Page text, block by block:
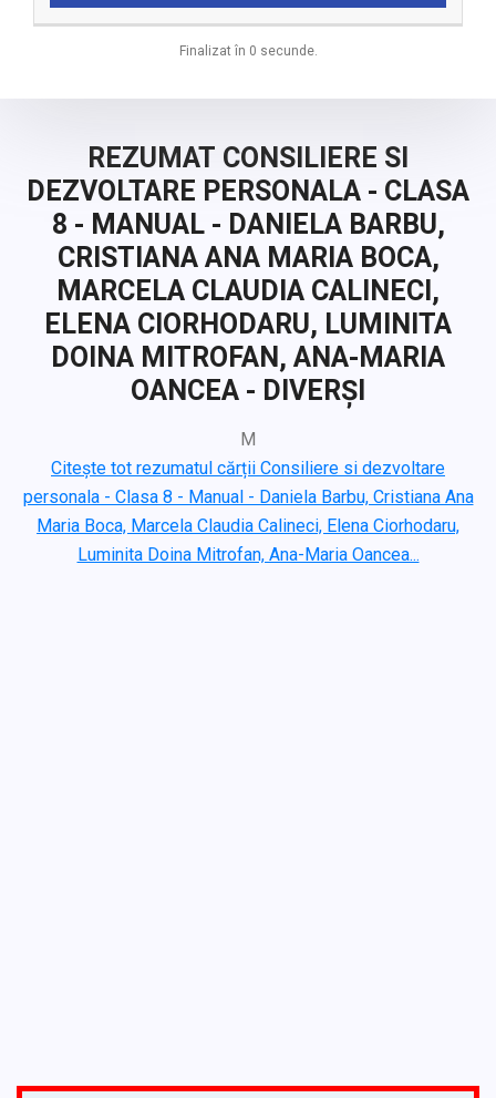
Finalizat în 0 secunde.
REZUMAT CONSILIERE SI
DEZVOLTARE PERSONALA - CLASA
8 - MANUAL - DANIELA BARBU,
CRISTIANA ANA MARIA BOCA,
MARCELA CLAUDIA CALINECI,
ELENA CIORHODARU, LUMINITA
DOINA MITROFAN, ANA-MARIA
OANCEA - DIVERȘI
M
Citește tot rezumatul cărții Consiliere si dezvoltare
personala - Clasa 8 - Manual - Daniela Barbu, Cristiana Ana
Maria Boca, Marcela Claudia Calineci, Elena Ciorhodaru,
Luminita Doina Mitrofan, Ana-Maria Oancea...